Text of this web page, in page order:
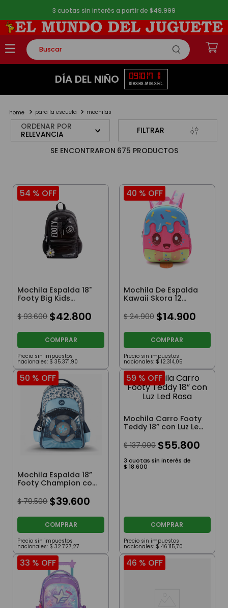
3 cuotas sin interés a partir de $49.999
Buscar
TÉRMINOS MÁS BUSCADOS
3.
peluche
4.
monopatin
DÍA DEL NIÑO 09
DÍAS
10
HS.
17
MIN.
11
SEG.
para la escuela mochilas
ORDENAR POR
RELEVANCIA
FILTRAR
675 PRODUCTOS
54 % OFF
Mochila Espalda 18"
Footy Big Kids
Margarita Color
Negro
$ 93.600 $42.800
COMPRAR
Precio sin impuestos
nacionales: $ 35.371,90
40 % OFF
Mochila De Espalda
Kawaii Skora 12
$ 24.900 $14.900
COMPRAR
Precio sin impuestos
nacionales: $ 12.314,05
50 % OFF
Mochila Espalda 18”
Footy Champion con
Luz Led Celeste
$ 79.500 $39.600
COMPRAR
Precio sin impuestos
nacionales: $ 32.727,27
59 % OFF
Mochila Carro Footy
Teddy 18” con Luz Led
$ 137.000 $55.800
3 cuotas sin interés de
$ 18.600
COMPRAR
Precio sin impuestos
nacionales: $ 46.115,70
33 % OFF 46 % OFF